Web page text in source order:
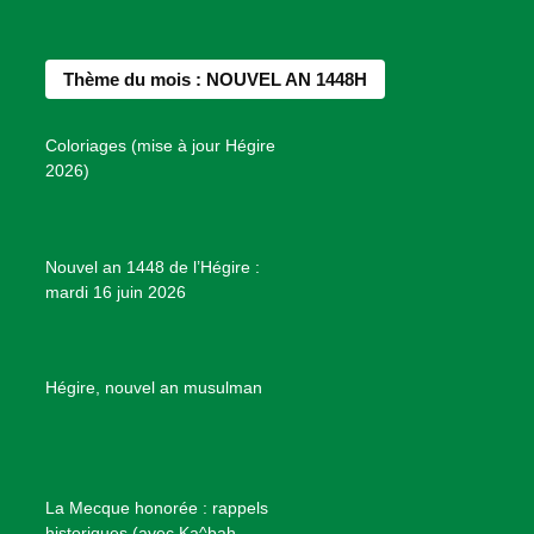
b
k
a
a
e
u
Thème du mois : NOUVEL AN 1448H
Coloriages (mise à jour Hégire
2026)
Nouvel an 1448 de l’Hégire :
mardi 16 juin 2026
Hégire, nouvel an musulman
La Mecque honorée : rappels